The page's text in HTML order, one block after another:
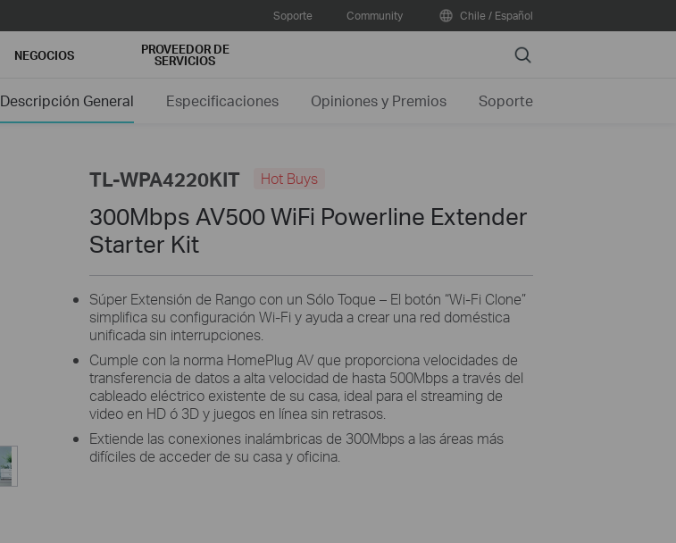
Soporte Community Chile / Español
NEGOCIOS PROVEEDOR DE
SERVICIOS Search
Descripción General Especificaciones Opiniones y Premios Soporte
TL-WPA4220KIT Hot Buys
300Mbps AV500 WiFi Powerline Extender
Starter Kit
Súper Extensión de Rango con un Sólo Toque – El botón “Wi-Fi Clone”
simplifica su configuración Wi-Fi y ayuda a crear una red doméstica
unificada sin interrupciones.
Cumple con la norma HomePlug AV que proporciona velocidades de
transferencia de datos a alta velocidad de hasta 500Mbps a través del
cableado eléctrico existente de su casa, ideal para el streaming de
video en HD ó 3D y juegos en línea sin retrasos.
Extiende las conexiones inalámbricas de 300Mbps a las áreas más
difíciles de acceder de su casa y oficina.